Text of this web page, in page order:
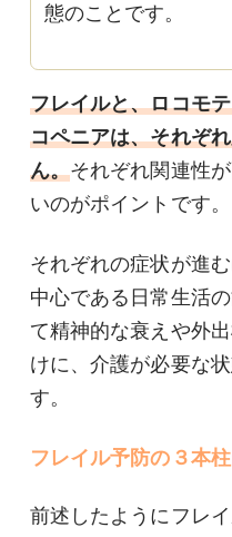
態のことです。
フレイルと、ロコモ
コペニアは、それぞ
ん。それぞれ関連性
いのがポイントです。
それぞれの症状が進
中心である日常生活
て精神的な衰えや外
けに、介護が必要な
す。
フレイル予防の３本
前述したようにフレ